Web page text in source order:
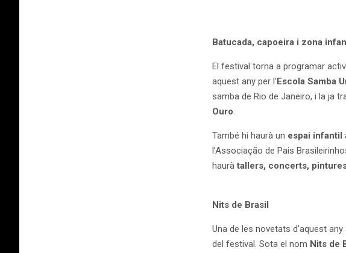
Batucada, capoeira i zona
El festival torna a programar
aquest any per l’Escola Samba
samba de Rio de Janeiro, i la ja
Ouro.
També hi haurà un espai infantil
l’Associação de Pais
hauràtallers, concerts,
Nits de Brasil
Una de les novetats d’aquest
del festival. Sota el nom Nits de